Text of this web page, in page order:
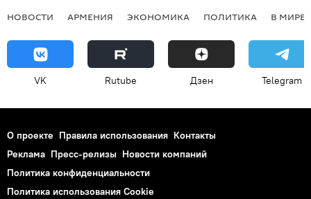
НОВОСТИ АРМЕНИЯ ЭКОНОМИКА ПОЛИТИКА В МИРЕ
VK Rutube Дзен Telegram
О проекте Правила использования Контакты
Реклама Пресс-релизы Новости компаний
Политика конфиденциальности
Политика использования Cookie